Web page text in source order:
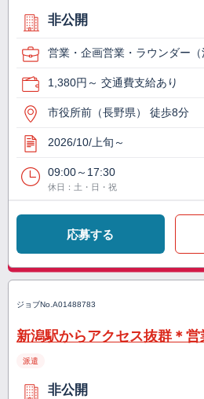
非公開
営業・企画営業・ラウンダー（
1,380円～ 交通費支給あり
市役所前（長野県） 徒歩8分
2026/10/上旬～
09:00～17:30
休日：土・日・祝
応募する
ジョブNo. A01488783
新潟駅からアクセス抜群＊営
派遣
非公開